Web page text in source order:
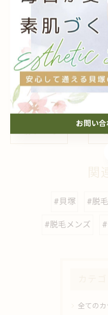
個人 メンズ 子供 介護 都度払い
関
#貝塚 #脱毛
#脱毛メンズ
全ての
お問い